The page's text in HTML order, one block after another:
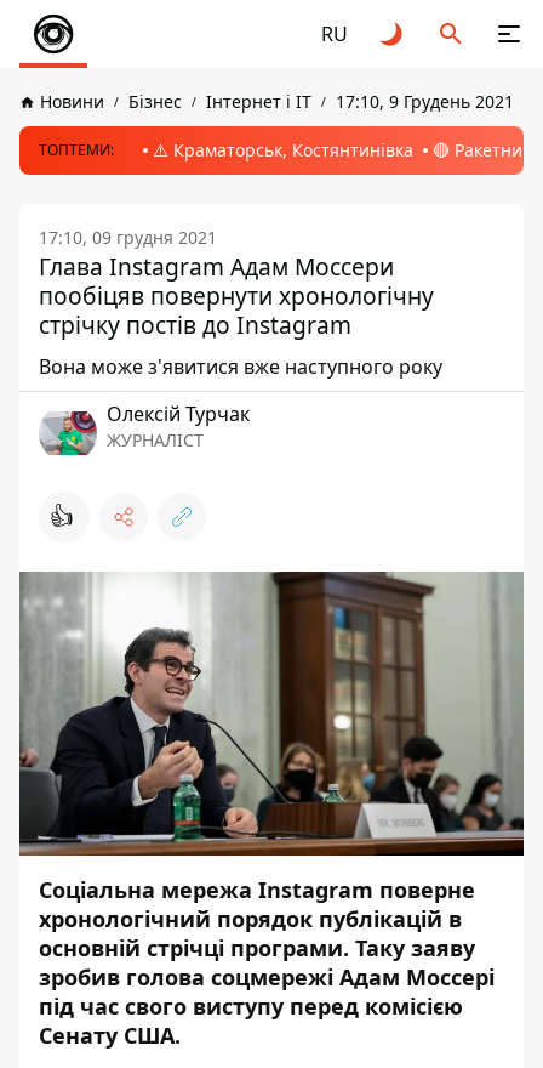
RU
Новини Бізнес Інтернет і ІТ 17:10, 9 Грудень 2021
ТОПТЕМИ: ⚠️ Краматорськ, Костянтинівка 🔴 Ракетний
17:10, 09 грудня 2021
Глава Instagram Адам Моссери
пообіцяв повернути хронологічну
стрічку постів до Instagram
Вона може з'явитися вже наступного року
Олексій Турчак
ЖУРНАЛІСТ
👍
Соціальна мережа Instagram поверне
хронологічний порядок публікацій в
основній стрічці програми. Таку заяву
зробив голова соцмережі Адам Моссері
під час свого виступу перед комісією
Сенату США.